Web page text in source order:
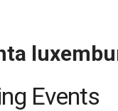
Events